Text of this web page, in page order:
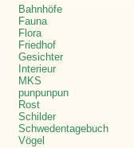
Bahnhöfe
Fauna
Flora
Friedhof
Gesichter
Interieur
MKS
punpunpun
Rost
Schilder
Schwedentagebuch
Vögel